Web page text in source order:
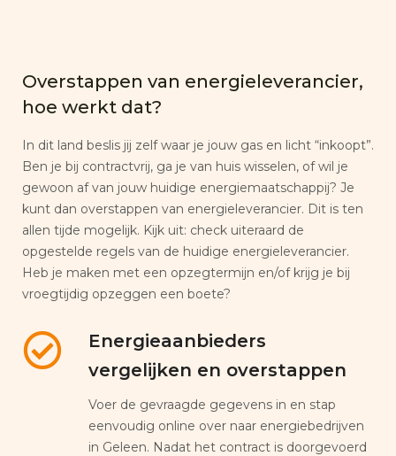
Overstappen van energieleverancier,
hoe werkt dat?
In dit land beslis jij zelf waar je jouw gas en licht “inkoopt”.
Ben je bij contractvrij, ga je van huis wisselen, of wil je
gewoon af van jouw huidige energiemaatschappij? Je
kunt dan overstappen van energieleverancier. Dit is ten
allen tijde mogelijk. Kijk uit: check uiteraard de
opgestelde regels van de huidige energieleverancier.
Heb je maken met een opzegtermijn en/of krijg je bij
vroegtijdig opzeggen een boete?
Energieaanbieders
vergelijken en overstappen
Voer de gevraagde gegevens in en stap
eenvoudig online over naar energiebedrijven
in Geleen. Nadat het contract is doorgevoerd